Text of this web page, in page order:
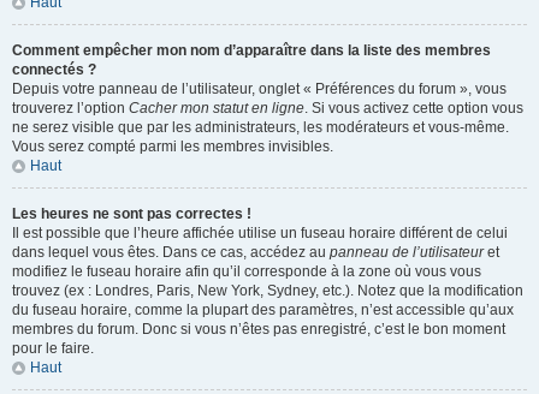
Comment empêcher mon nom d’apparaître dans la liste des membres
connectés ?
Depuis votre panneau de l’utilisateur, onglet « Préférences du forum », vous
trouverez l’option Cacher mon statut en ligne. Si vous activez cette option vous
ne serez visible que par les administrateurs, les modérateurs et vous-même.
Vous serez compté parmi les membres invisibles.
Haut
Les heures ne sont pas correctes !
Il est possible que l’heure affichée utilise un fuseau horaire différent de celui
dans lequel vous êtes. Dans ce cas, accédez au panneau de l’utilisateuret
modifiez le fuseau horaire afin qu’il corresponde à la zone où vous vous
trouvez (ex : Londres, Paris, New York, Sydney, etc.). Notez que la modification
du fuseau horaire, comme la plupart des paramètres, n’est accessible qu’aux
membres du forum. Donc si vous n’êtes pas enregistré, c’est le bon moment
pour le faire.
Haut